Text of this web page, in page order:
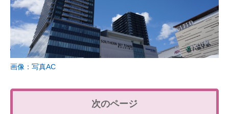
画像：写真AC